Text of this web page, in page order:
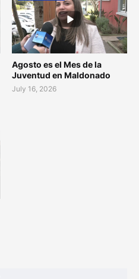
Agosto es el Mes de la
Juventud en Maldonado
July 16, 2026